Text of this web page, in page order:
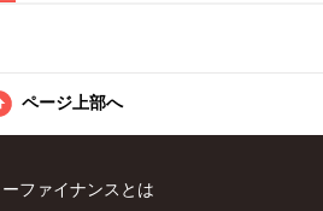
ページ上部へ
ファイナンスとは